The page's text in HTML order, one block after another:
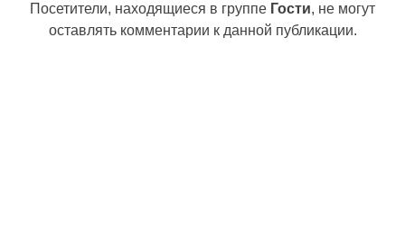
Посетители, находящиеся в группе Гости, не могут
оставлять комментарии к данной публикации.